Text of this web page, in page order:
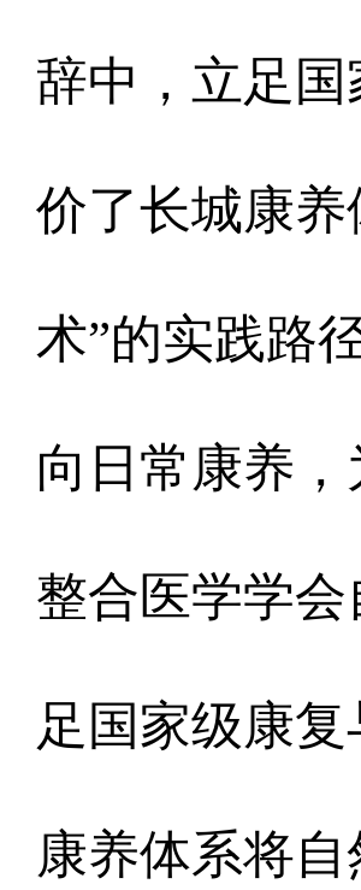
辞中，立足
价了长城康
术”的实践路
向日常康养
整合医学学
足国家级康
康养体系将